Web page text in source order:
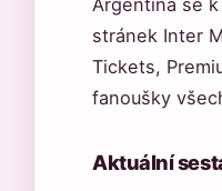
Argentina se
stránek Inter
Tickets,
fanoušky
Aktuální